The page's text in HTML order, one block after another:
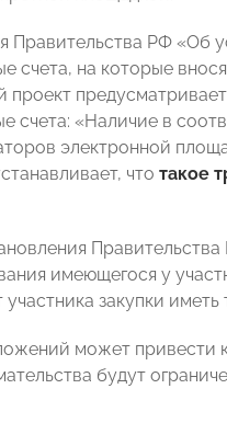
РФ «Об
счета, на которые
проект
счета: «Наличие в
электронной
что такое
имеющегося у
закупки
может привести
будут